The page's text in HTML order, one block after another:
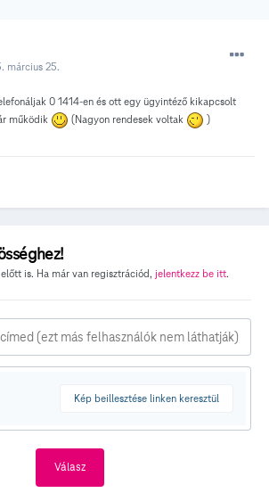
március 25.
0 1414-en és ott egy ügyintéző kikapcsolt
működik
(Nagyon rendesek voltak )
is. Ha már van regisztrációd, jelentkezz be itt.
Kép beillesztése linken keresztül
Válasz